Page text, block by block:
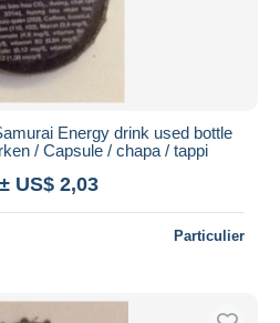
Energy drink used bottle
/ Capsule / chapa / tappi
± US$ 2,03
Particulier